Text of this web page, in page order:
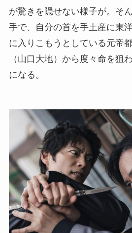
が驚きを隠せない様子が。そ
手で、自分の首を手土産に東
に入りこもうとしている元帝
（山口大地）から度々命を狙
になる。